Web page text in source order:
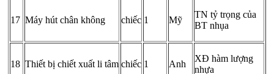
17 Máy hút chân không chiếc 1 Mỹ
TN tỷ trọng của
BT nhụa
18 Thiết bị chiết xuất li tâm chiếc 1 Anh
XĐ hàm lượng
nhựa